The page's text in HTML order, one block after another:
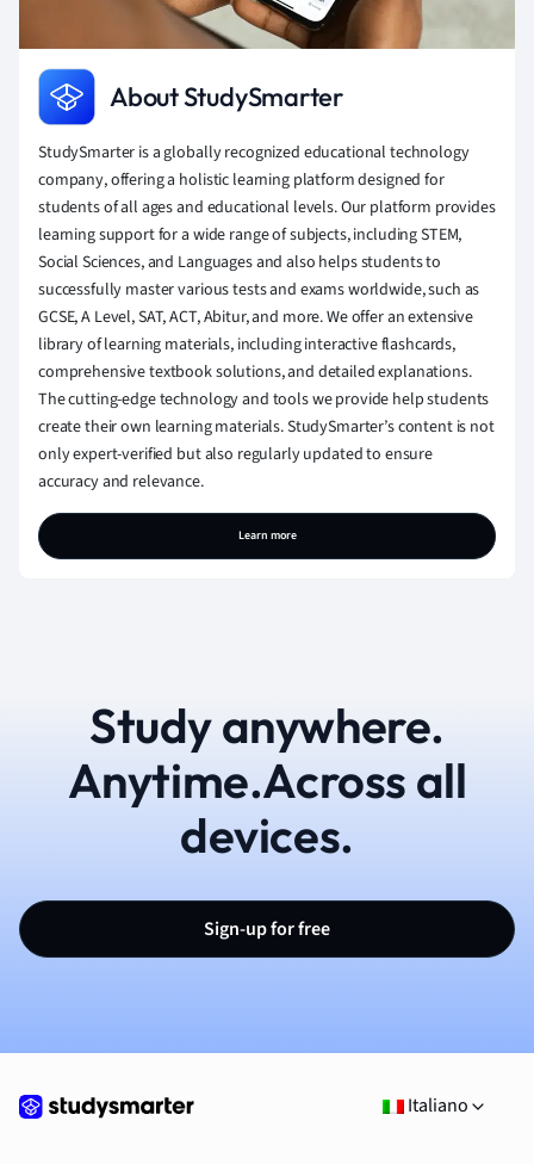
About StudySmarter
StudySmarter is a globally recognized educational technology
company, offering a holistic learning platform designed for
students of all ages and educational levels. Our platform provides
learning support for a wide range of subjects, including STEM,
Social Sciences, and Languages and also helps students to
successfully master various tests and exams worldwide, such as
GCSE, A Level, SAT, ACT, Abitur, and more. We offer an extensive
library of learning materials, including interactive flashcards,
comprehensive textbook solutions, and detailed explanations.
The cutting-edge technology and tools we provide help students
create their own learning materials. StudySmarter’s content is not
only expert-verified but also regularly updated to ensure
accuracy and relevance.
Learn more
Study anywhere.
Anytime.Across all
devices.
Sign-up for free
Italiano